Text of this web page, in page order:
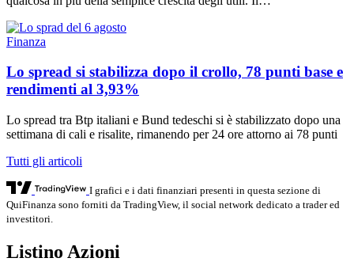
Finanza
Lo spread si stabilizza dopo il crollo, 78 punti base e
rendimenti al 3,93%
Lo spread tra Btp italiani e Bund tedeschi si è stabilizzato dopo una
settimana di cali e risalite, rimanendo per 24 ore attorno ai 78 punti
Tutti gli articoli
I grafici e i dati finanziari presenti in questa sezione di
QuiFinanza sono forniti da TradingView, il social network dedicato a trader ed
investitori.
Listino Azioni